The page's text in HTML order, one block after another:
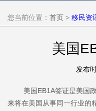
您当前位置： 首页 > 移民资
美国
发布
美国EB1A签证是美国政
来将在美国从事同一行业的